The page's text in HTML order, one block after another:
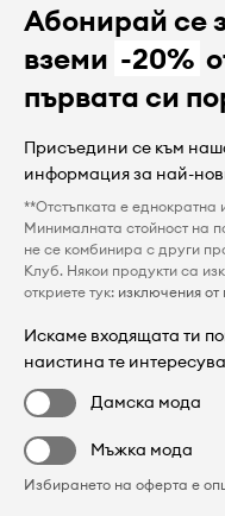
Абонирай се
вземи -20%
първата си
Присъедини се към
информация за най-
**Отстъпката е
Минималната стойност на
не се комбинира с други
Клуб. Някои продукти са
откриете тук: изключения от
Искаме входящата ти
наистина те
Дамска мода
Мъжка мода
Избирането на оферта е